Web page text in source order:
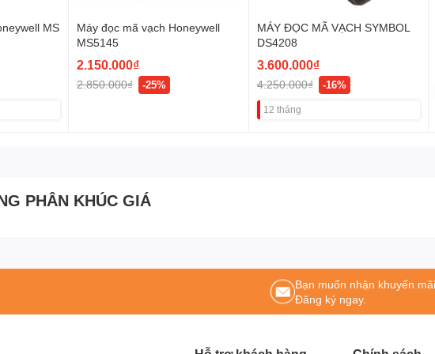
MS
Máy đọc mã vạch Honeywell
MS5145
2.150.000₫
2.850.000₫ -25%
MÁY ĐỌC MÃ VẠCH SYMBOL
DS4208
3.600.000₫
4.250.000₫ -16%
12 tháng
PHÂN KHÚC GIÁ
Bạn muốn nhận khuyến
Đăng ký ngay.